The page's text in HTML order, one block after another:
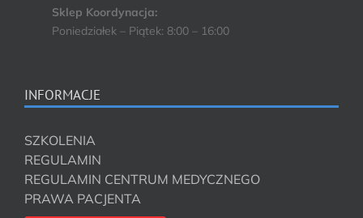
Sklep Koordynacja:
Poniedziałek – Piątek: 8:00 – 16:00
INFORMACJE
SZKOLENIA
REGULAMIN
REGULAMIN CENTRUM MEDYCZNEGO
PRAWA PACJENTA